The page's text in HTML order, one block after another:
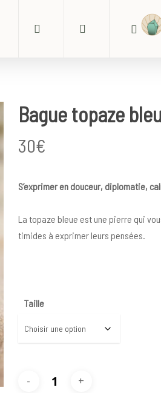
Bague topaze
30€
S’exprimer en douceur, diplomatie,
La topaze bleue est une pierre qui
timides à exprimer leurs pensées.
Taille